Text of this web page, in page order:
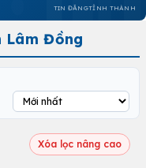
TIN ĐĂNGTỈNH THÀNH
Lâm Đồng
Xóa lọc nâng cao